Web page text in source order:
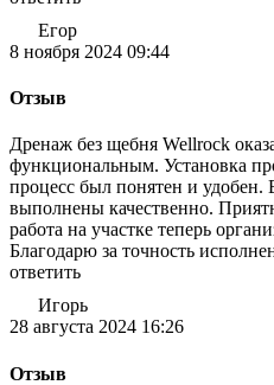
Егор
8 ноября 2024 09:44
Отзыв
Дренаж без щебня Wellrock
функциональным. Установка
процесс был понятен и
выполнены качественно.
работа на участке теперь
Благодарю за точность
ответить
Игорь
28 августа 2024 16:26
Отзыв